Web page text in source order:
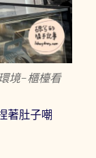
境-櫃檯看
著肚子嘲